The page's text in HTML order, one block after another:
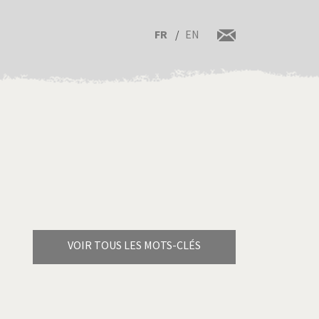
FR EN
VOIR TOUS LES MOTS-CLÉS